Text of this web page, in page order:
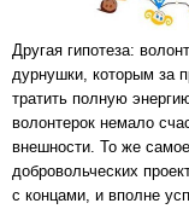
Другая гипотеза:
дурнушки, которым за
тратить полную
волонтерок немало
внешности. То же
добровольческих
с концами, и вполне